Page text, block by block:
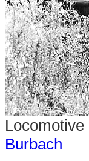
Burbach